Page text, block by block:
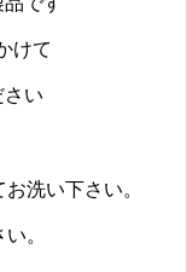
品です
けて
さい
洗い下さい。
。